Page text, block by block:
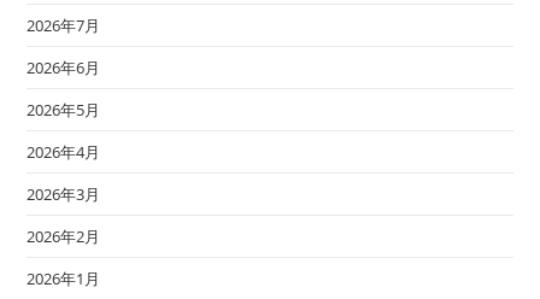
2026年7月
2026年6月
2026年5月
2026年4月
2026年3月
2026年2月
2026年1月